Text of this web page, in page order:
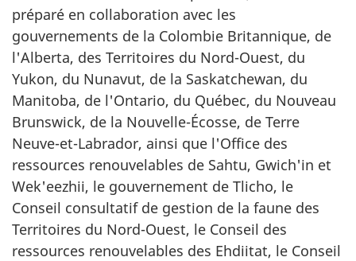
préparé en collaboration avec les
gouvernements de la Colombie Britannique, de
l'Alberta, des Territoires du Nord-Ouest, du
Yukon, du Nunavut, de la Saskatchewan, du
Manitoba, de l'Ontario, du Québec, du Nouveau
Brunswick, de la Nouvelle-Écosse, de Terre
Neuve-et-Labrador, ainsi que l'Office des
ressources renouvelables de Sahtu, Gwich'in et
Wek'eezhii, le gouvernement de Tlicho, le
Conseil consultatif de gestion de la faune des
Territoires du Nord-Ouest, le Conseil des
ressources renouvelables des Ehdiitat, le Conseil